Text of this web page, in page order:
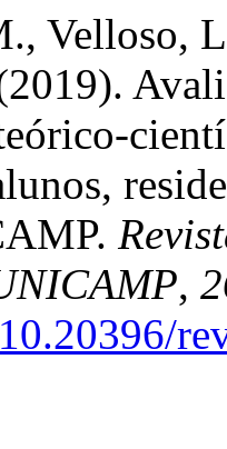
Velloso,
,